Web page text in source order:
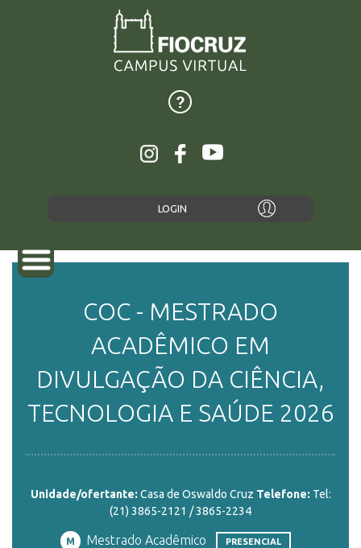
LOGIN
COC - MESTRADO
ACADÊMICO EM
DIVULGAÇÃO DA CIÊNCIA,
TECNOLOGIA E SAÚDE 2026
Unidade/ofertante: Casa de Oswaldo Cruz Telefone: Tel:
(21) 3865-2121 / 3865-2234
M Mestrado Acadêmico PRESENCIAL